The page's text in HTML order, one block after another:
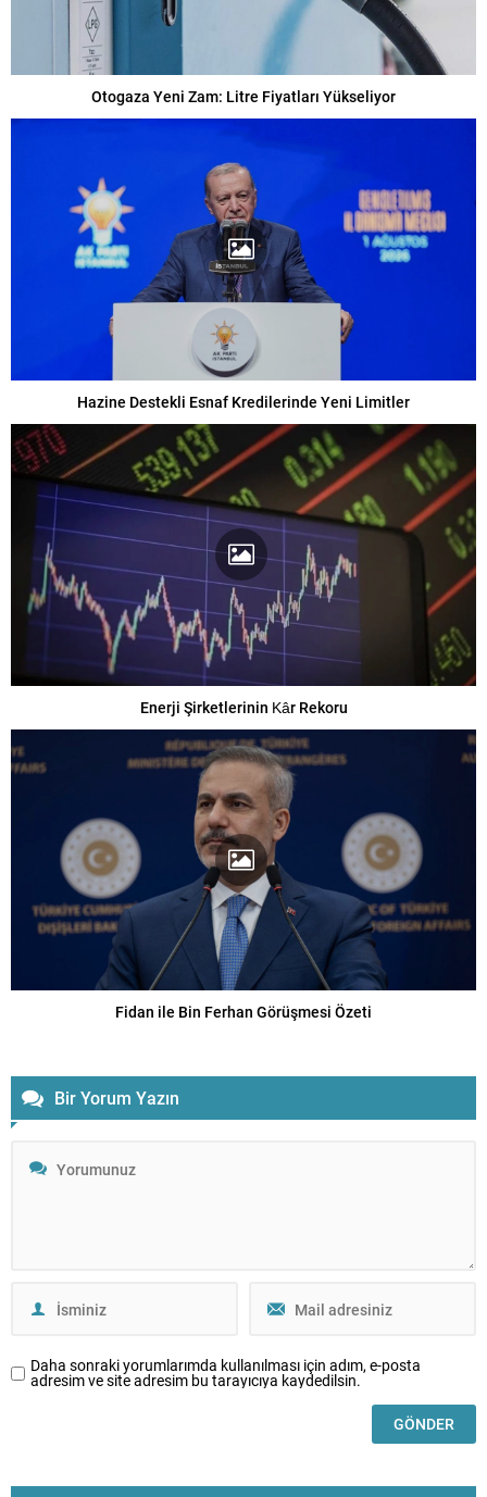
Otogaza Yeni Zam: Litre Fiyatları Yükseliyor
Hazine Destekli Esnaf Kredilerinde Yeni Limitler
Enerji Şirketlerinin Kâr Rekoru
Fidan ile Bin Ferhan Görüşmesi Özeti
Bir Yorum Yazın
Daha sonraki yorumlarımda kullanılması için adım, e-posta
adresim ve site adresim bu tarayıcıya kaydedilsin.